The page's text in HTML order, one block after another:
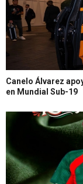
Canelo Álvarez
en Mundial Sub-19